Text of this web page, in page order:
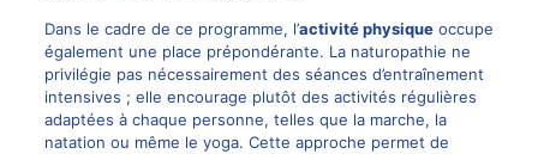
Dans le cadre de ce programme, l’activité physiqueoccupe
également une place prépondérante. La naturopathie ne
privilégie pas nécessairement des séances d’entraînement
intensives ; elle encourage plutôt des activités régulières
adaptées à chaque personne, telles que la marche, la
natation ou même le yoga. Cette approche permet de